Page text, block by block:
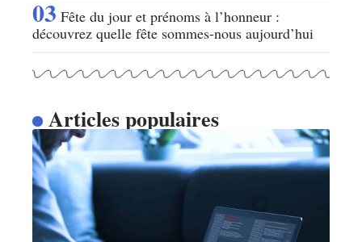
Fête du jour et prénoms à l’honneur :
découvrez quelle fête sommes-nous aujourd’hui
Articles populaires